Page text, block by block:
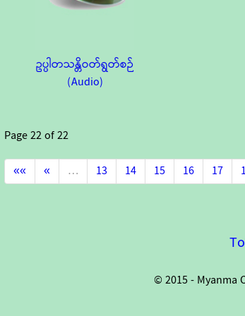
ဥပ္ပါတသန္တိဝတ်ရွတ်စဉ်
(Audio)
Page22of22
««
« … 13 14 15 16 17
© 2015 -